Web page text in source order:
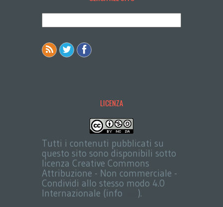
LICENZA
Tutti i contenuti pubblicati su
questo sito sono disponibili sotto
licenza Creative Commons
Attribuzione - Non commerciale -
Condividi allo stesso modo 4.0
Internazionale (info
).